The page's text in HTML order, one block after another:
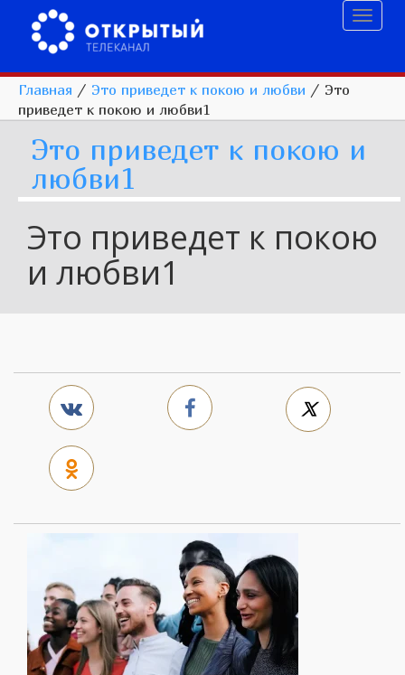
Главная / Это приведет к покою и любви / Это
приведет к покою и любви1
Это приведет к покою и
любви1
Это приведет к покою
и любви1